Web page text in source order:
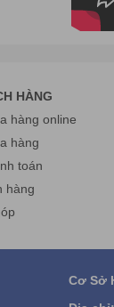
HÀNG
hàng online
hàng
toán
hàng
Cơ Sở